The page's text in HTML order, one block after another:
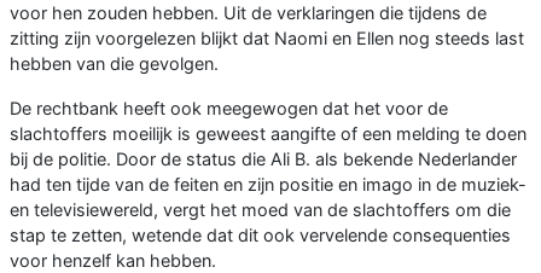
voor hen zouden hebben. Uit de verklaringen die tijdens de
zitting zijn voorgelezen blijkt dat Naomi en Ellen nog steeds last
hebben van die gevolgen.
De rechtbank heeft ook meegewogen dat het voor de
slachtoffers moeilijk is geweest aangifte of een melding te doen
bij de politie. Door de status die Ali B. als bekende Nederlander
had ten tijde van de feiten en zijn positie en imago in de muziek-
en televisiewereld, vergt het moed van de slachtoffers om die
stap te zetten, wetende dat dit ook vervelende consequenties
voor henzelf kan hebben.